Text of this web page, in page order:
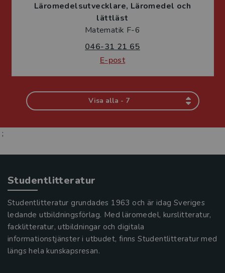
Läromedelsutvecklare Läromedel och
lättläst
Matematik F-6
046-31 21 65
E-post
Visa alla - 7
;
Studentlitteratur
Studentlitteratur grundades 1963 och är idag Sveriges
ledande utbildningsförlag. Med läromedel, kurslitteratur,
facklitteratur, utbildningar och digitala
informationstjänster i utbudet, finns Studentlitteratur med
längs hela kunskapsresan.